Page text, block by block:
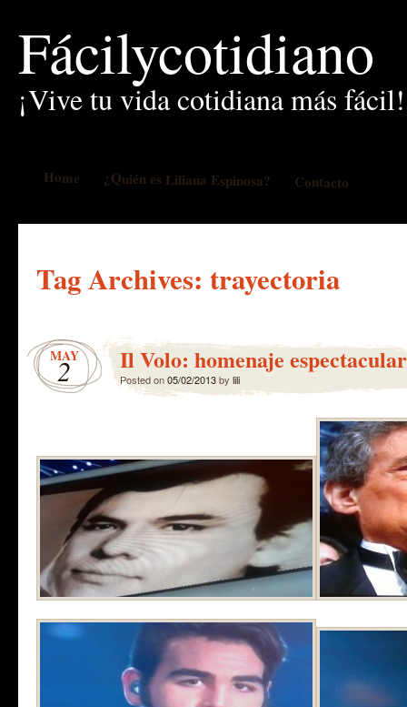
Fácilycotidiano
¡Vive tu vida cotidiana más fácil!
Home ¿Quién es Liliana Espinosa? Contacto
Tag Archives: trayectoria
MAY
2 Il Volo: homenaje
Posted on05/02/2013by lili